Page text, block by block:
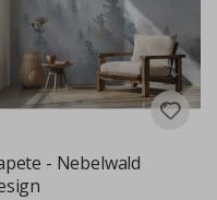
- Nebelwald